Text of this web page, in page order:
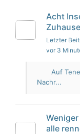
Acht
Zuhause
Letzter
vor 3
Auf
Nachr...
alle